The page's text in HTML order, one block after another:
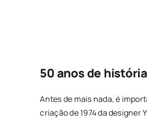
50 anos de história
Antes de mais nada, é
criação de 1974 da designer